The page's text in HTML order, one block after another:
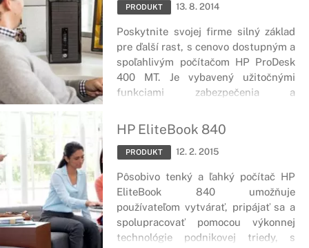
PRODUKT 13. 8. 2014
Poskytnite svojej firme silný základ
pre ďalší rast, s cenovo dostupným a
spoľahlivým počítačom HP ProDesk
400 MT. Je vybavený užitočnými
funkciami zabezpečenia a
firme rásť.
HP EliteBook 840
PRODUKT 12. 2. 2015
Pôsobivo tenký a ľahký počítač HP
EliteBook 840 umožňuje
používateľom vytvárať, pripájať sa a
spolupracovať pomocou výkonnej
technológie podnikovej triedy, s